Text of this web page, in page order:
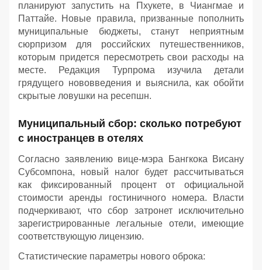
планируют запустить на Пхукете, в Чиангмае и
Паттайе. Новые правила, призванные пополнить
муниципальные бюджеты, станут неприятным
сюрпризом для российских путешественников,
которым придется пересмотреть свои расходы на
месте. Редакция Турпрома изучила детали
грядущего нововведения и выяснила, как обойти
скрытые ловушки на ресепшн.
Муниципальный сбор: сколько потребуют
с иностранцев в отелях
Согласно заявлению вице-мэра Бангкока Висану
Субсомпона, новый налог будет рассчитываться
как фиксированный процент от официальной
стоимости аренды гостиничного номера. Власти
подчеркивают, что сбор затронет исключительно
зарегистрированные легальные отели, имеющие
соответствующую лицензию.
Статистические параметры нового оброка: